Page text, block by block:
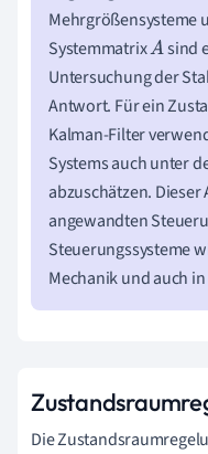
Mehrgrößensysteme
SystemmatrixA sind
Untersuchung der
Antwort. Für ein
Kalman-Filter
Systems auch unter
abzuschätzen.
angewandten
Steuerungssysteme
Mechanik und auch
Die